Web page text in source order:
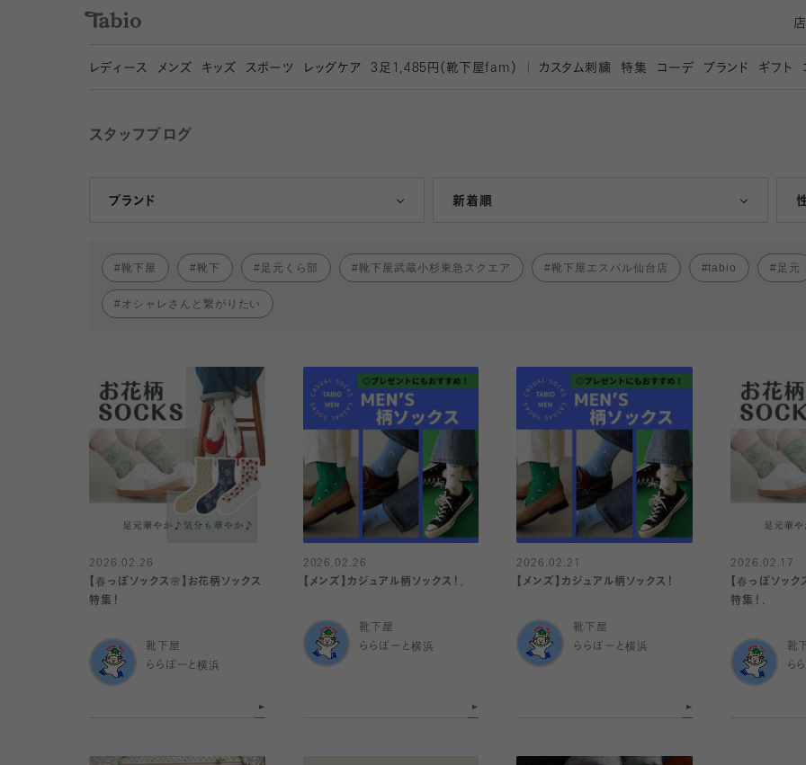
レディース メンズ キッズ スポーツ レッグケア 3 足1,485円（靴下屋fam） カスタム刺繍 特集 コーデ ブランド ギフト
スタッフブログ
ブランド
Tabio 新着順
人気ランキング順
靴下屋 靴下 足元くら部 靴下屋武蔵小杉東急スクエア 靴下屋エスパル仙台店 tabio 足元
オシャレさんと繋がりたい
2026.02.26
【春っぽソックス🌸】お花柄ソックス
特集！
靴下屋
ららぽーと横浜
2026.02.26
【メンズ】カジュアル柄ソックス！．
靴下屋
ららぽーと横浜
2026.02.21
【メンズ】カジュアル柄ソックス！
靴下屋
ららぽーと横浜
2026.02.17
【春っぽソッ
特集！.
靴
ら